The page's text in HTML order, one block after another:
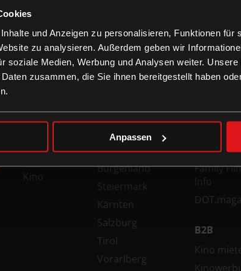
und Anzeigen zu personalisieren, Funktionen für
zu analysieren. Außerdem geben wir
soziale Medien, Werbung und Analysen weiter.
zusammen, die Sie ihnen bereitgestellt haben
Anpassen
Top Filme
Bald im
Kino
Wien
Niederösterreich
Oberösterreich
Burgenland
Steiermark
Kärnten
Salzburg
Tirol
Vorarlberg
xXtra
Family
Info
B2B
Kino